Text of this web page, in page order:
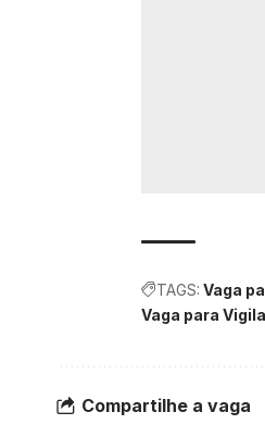
TAGS: Vaga
Vaga para
Compartilhe a vaga